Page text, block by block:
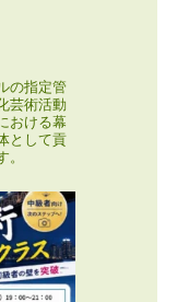
の指定管
芸術活動
おける幕
として貢